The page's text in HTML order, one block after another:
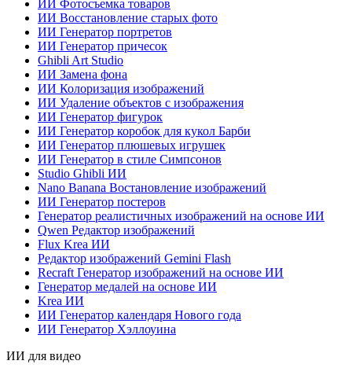
ИИ Фотосъемка товаров
ИИ Восстановление старых фото
ИИ Генератор портретов
ИИ Генератор причесок
Ghibli Art Studio
ИИ Замена фона
ИИ Колоризация изображений
ИИ Удаление объектов с изображения
ИИ Генератор фигурок
ИИ Генератор коробок для кукол Барби
ИИ Генератор плюшевых игрушек
ИИ Генератор в стиле Симпсонов
Studio Ghibli ИИ
Nano Banana Востановление изображений
ИИ Генератор постеров
Генератор реалистичных изображений на основе ИИ
Qwen Редактор изображений
Flux Krea ИИ
Редактор изображений Gemini Flash
Recraft Генератор изображений на основе ИИ
Генератор медалей на основе ИИ
Krea ИИ
ИИ Генератор календаря Нового года
ИИ Генератор Хэллоуина
ИИ для видео